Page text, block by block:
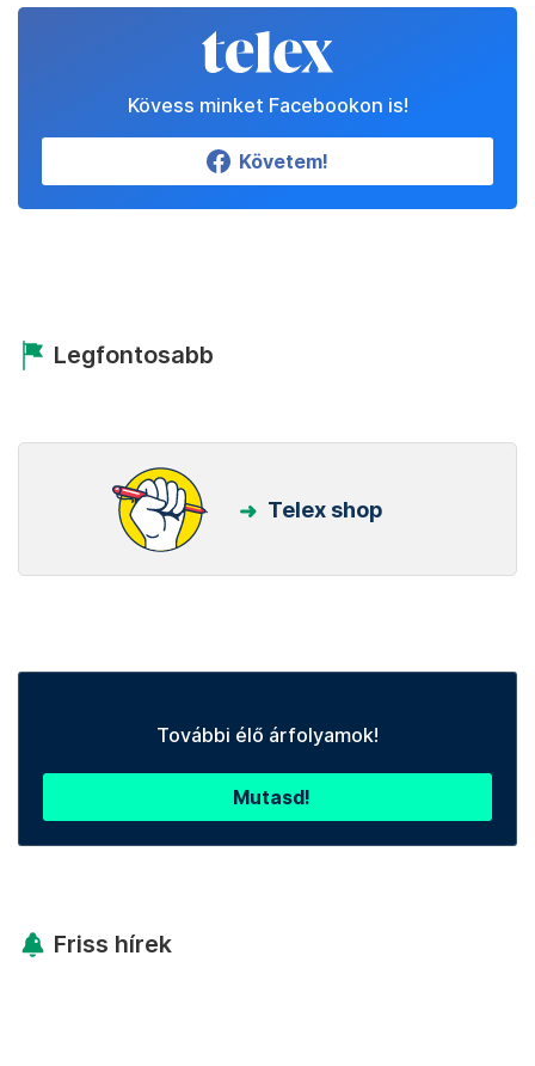
Kövess minket Facebookon is!
Követem!
Legfontosabb
Telex shop
További élő árfolyamok!
Mutasd!
Friss hírek